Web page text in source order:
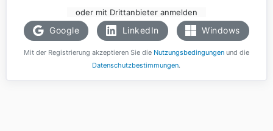
oder mit Drittanbieter anmelden
Google LinkedIn Windows
Mit der Registrierung akzeptieren Sie die Nutzungsbedingungenund die
Datenschutzbestimmungen.